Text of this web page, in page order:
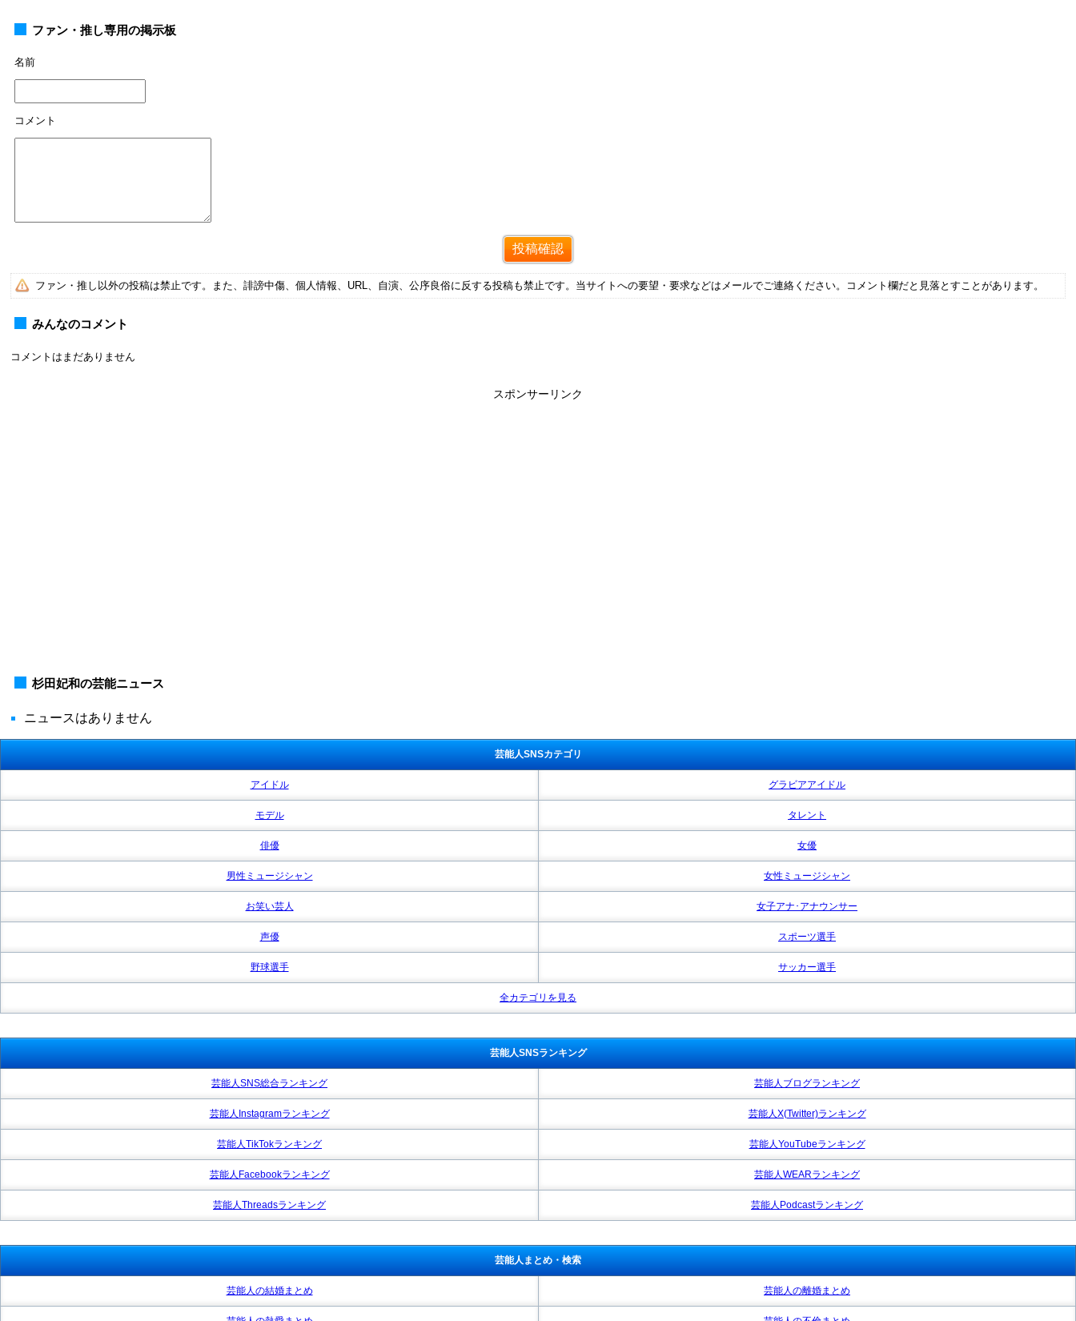
ファン・推し専用の掲示板
名前
コメント
ファン・推し以外の投稿は禁止です。また、誹謗中傷、個人情報、URL、自演、公序良俗に反する投稿も禁止です。当サイトへの要望・要求などはメールでご連絡ください。コメント欄だと見落とすことがあります。
みんなのコメント
コメントはまだありません
スポンサーリンク
杉田妃和の芸能ニュース
ニュースはありません
芸能人SNSカテゴリ
アイドル グラビアアイドル
モデル タレント
俳優 女優
男性ミュージシャン 女性ミュージシャン
お笑い芸人 女子アナ･アナウンサー
声優 スポーツ選手
野球選手 サッカー選手
全カテゴリを見る
芸能人SNSランキング
芸能人SNS総合ランキング 芸能人ブログランキング
芸能人Instagramランキング 芸能人X(Twitter)ランキング
芸能人TikTokランキング 芸能人YouTubeランキング
芸能人Facebookランキング 芸能人WEARランキング
芸能人Threadsランキング 芸能人Podcastランキング
芸能人まとめ・検索
芸能人の結婚まとめ 芸能人の離婚まとめ